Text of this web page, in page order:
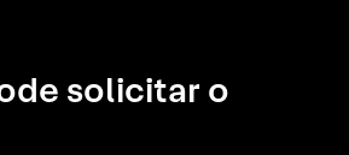
solicitar o